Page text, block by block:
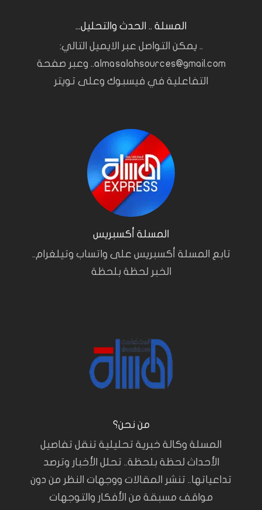
المسلة .. الحدث والتحليل...
.. يمكن التواصل عبر الايميل التالي:
almasalahsources@gmail.com.. وعبر صفحة
التفاعلية في فيسبوك وعلى تويتر
المسلة أكسبريس
تابع المسلة أكسبريس على واتساب وتيلغرام..
الخبر لحظة بلحظة
من نحن؟
المسلة وكالة خبرية تحليلية تنقل تفاصيل
الأحداث لحظة بلحظة.. تحلل الأخبار وترصد
تداعياتها.. تنشر المقالات ووجهات النظر من دون
مواقف مسبقة من الأفكار والتوجهات